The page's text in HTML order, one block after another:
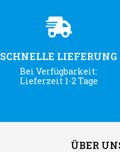
SCHNELLE LIEFERUNG
Bei Verfügbarkeit:
Lieferzeit 1-2 Tage
ÜBER